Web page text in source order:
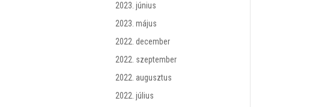
2023. június
2023. május
2022. december
2022. szeptember
2022. augusztus
2022. július